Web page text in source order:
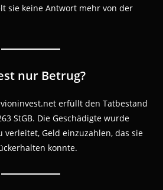
sie keine Antwort mehr von der
nur Betrug?
erfüllt den Tatbestand
StGB. Die Geschädigte wurde
verleitet, Geld einzuzahlen, das sie
konnte.